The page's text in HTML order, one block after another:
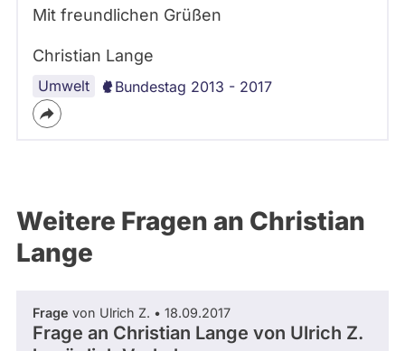
Mit freundlichen Grüßen
Christian Lange
Umwelt Bundestag 2013 - 2017
Weitere Fragen an Christian
Lange
Frage von Ulrich Z. • 18.09.2017
Frage an Christian Lange von Ulrich Z.